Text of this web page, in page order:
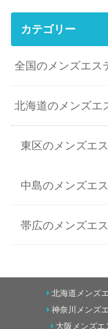
カテゴリー
全国のメンズエス
北海道のメンズエ
東区のメンズエ
中島のメンズエ
帯広のメンズエ
東のメンズエス
北海道メンズ
神奈川メンズ
大阪メンズエ